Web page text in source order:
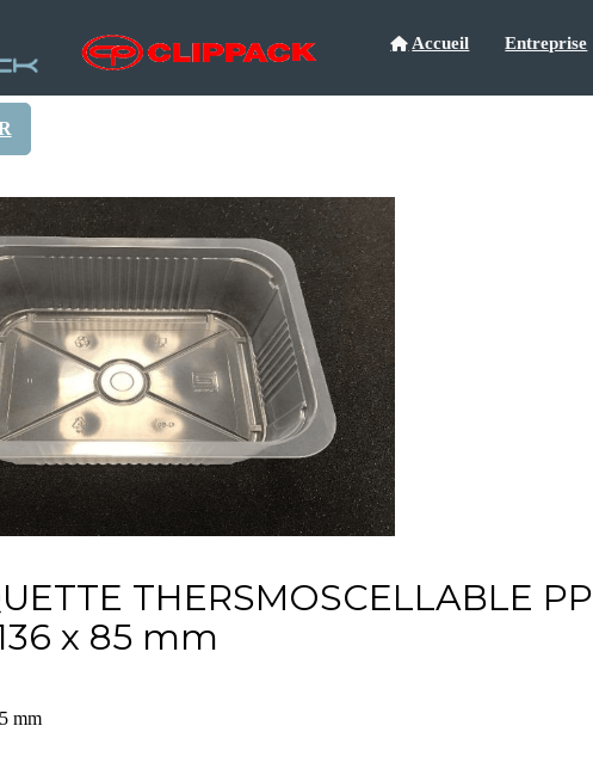
Accueil Entreprise
THERSMOSCELLABLE PP
x 85 mm
mm